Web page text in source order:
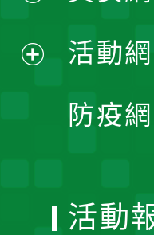
單
開
選
開
活動
防疫
活動